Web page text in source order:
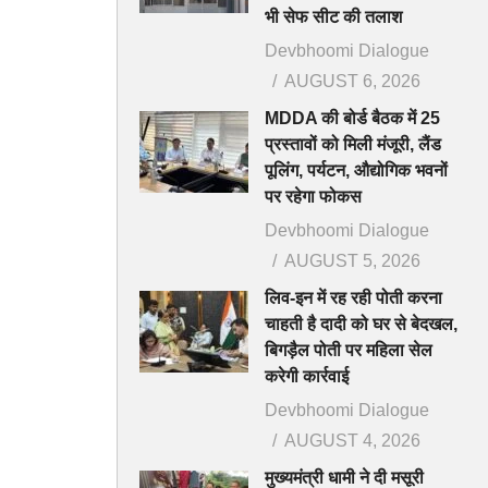
भी सेफ सीट की तलाश
Devbhoomi Dialogue
AUGUST 6, 2026
MDDA की बोर्ड बैठक में 25
प्रस्तावों को मिली मंजूरी, लैंड
पूलिंग, पर्यटन, औद्योगिक भवनों
पर रहेगा फोकस
Devbhoomi Dialogue
AUGUST 5, 2026
लिव-इन में रह रही पोती करना
चाहती है दादी को घर से बेदखल,
बिगड़ैल पोती पर महिला सेल
करेगी कार्रवाई
Devbhoomi Dialogue
AUGUST 4, 2026
मुख्यमंत्री धामी ने दी मसूरी